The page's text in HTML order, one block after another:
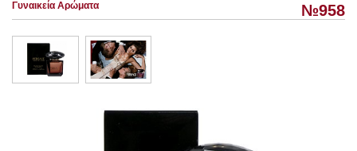
Γυναικεία Αρώματα №958